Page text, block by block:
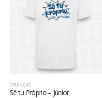
CRIANÇAS
Sê tu Próprio – Júnior